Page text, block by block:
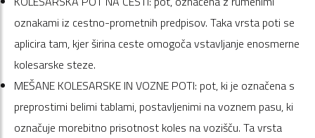
oznakami iz cestno-prometnih predpisov. Taka vrsta poti se
aplicira tam, kjer širina ceste omogoča vstavljanje enosmerne
kolesarske steze.
MEŠANE KOLESARSKE IN VOZNE POTI: pot, ki je označena s
preprostimi belimi tablami, postavljenimi na voznem pasu, ki
označuje morebitno prisotnost koles na vozišču. Ta vrsta